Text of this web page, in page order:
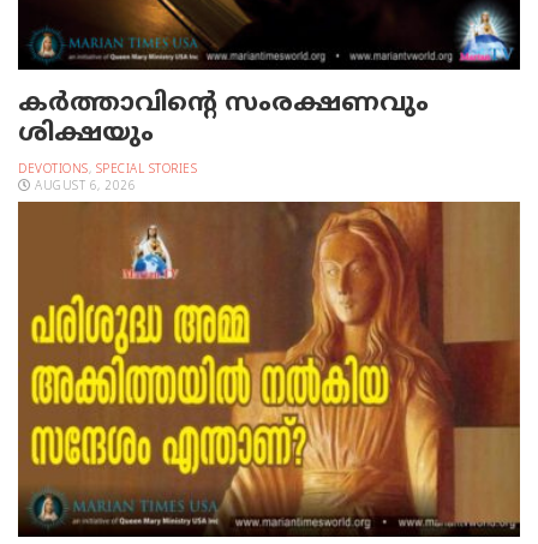
കർത്താവിന്റെ സംരക്ഷണവും
ശിക്ഷയും
DEVOTIONS, SPECIAL STORIES
AUGUST 6, 2026